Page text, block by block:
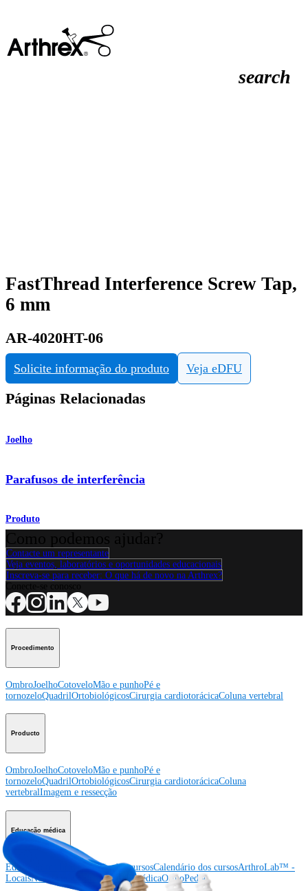
search
FastThread Interference Screw Tap,
6 mm
AR-4020HT-06
Solicite informação do produto Veja eDFU
Páginas Relacionadas
Joelho
Parafusos de interferência
Produto
Contacte um representante
Veja eventos, laboratórios e oportunidades educacionais
Inscreva-se para receber: O que há de novo na Arthrex?
Procedimento
OmbroJoelhoCotoveloMão e punhoPé e
tornozeloQuadrilOrtobiológicosCirurgia cardiotorácicaColuna vertebral
Producto
OmbroJoelhoCotoveloMão e punhoPé e
tornozeloQuadrilOrtobiológicosCirurgia cardiotorácicaColuna
vertebralImagem e ressecção
Educação médica
Educação médica Descrição dos cursosCalendário dos cursosArthroLab™ -
LocaisNossa equipe de educação médicaOrthoPedia